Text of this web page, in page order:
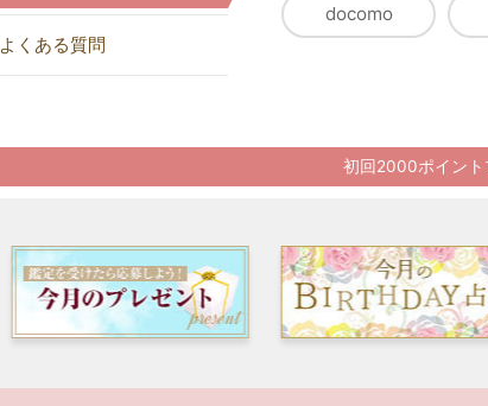
docomo
よくある質問
初回2000ポイント